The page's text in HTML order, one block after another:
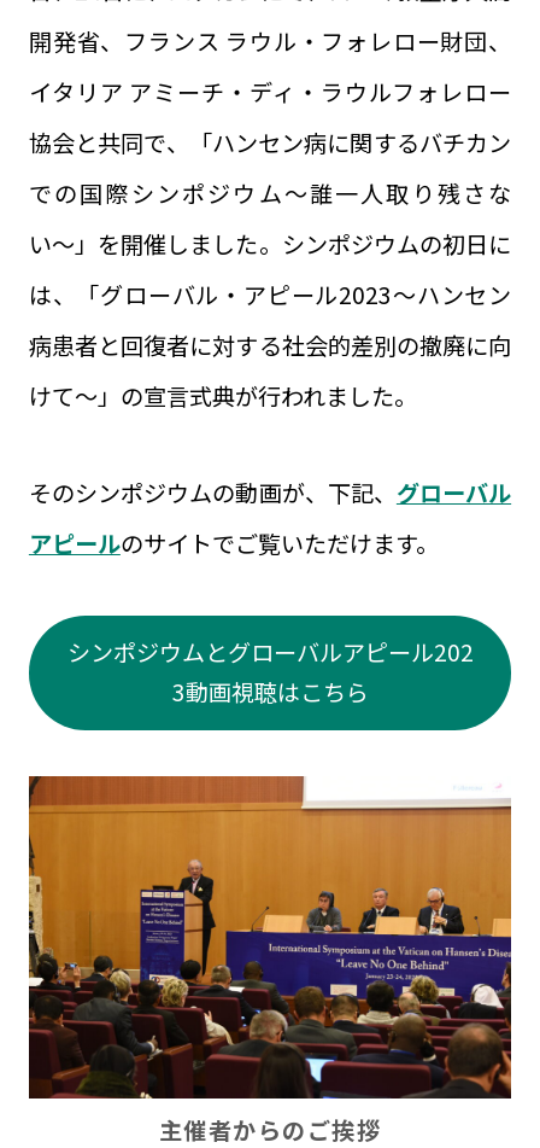
開発省、フランス ラウル・フォレロー財団、
イタリア アミーチ・ディ・ラウルフォレロー
協会と共同で、「ハンセン病に関するバチカン
での国際シンポジウム〜誰一人取り残さな
い〜」を開催しました。シンポジウムの初日に
は、「グローバル・アピール2023～ハンセン
病患者と回復者に対する社会的差別の撤廃に向
けて～」の宣言式典が行われました。
そのシンポジウムの動画が、下記、 グローバル
アピールのサイトでご覧いただけます。
シンポジウムとグローバルアピール202
3動画視聴はこちら
主催者からのご挨拶